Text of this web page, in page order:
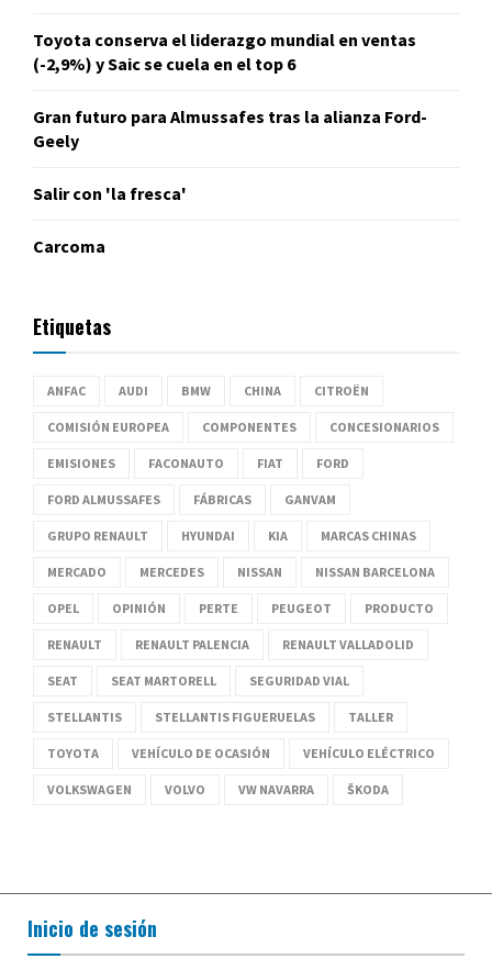
Toyota conserva el liderazgo mundial en ventas
(-2,9%) y Saic se cuela en el top 6
Gran futuro para Almussafes tras la alianza Ford-
Geely
Salir con 'la fresca'
Carcoma
Etiquetas
ANFAC AUDI BMW CHINA CITROËN
COMISIÓN EUROPEA COMPONENTES CONCESIONARIOS
EMISIONES FACONAUTO FIAT FORD
FORD ALMUSSAFES FÁBRICAS GANVAM
GRUPO RENAULT HYUNDAI KIA MARCAS CHINAS
MERCADO MERCEDES NISSAN NISSAN BARCELONA
OPEL OPINIÓN PERTE PEUGEOT PRODUCTO
RENAULT RENAULT PALENCIA RENAULT VALLADOLID
SEAT SEAT MARTORELL SEGURIDAD VIAL
STELLANTIS STELLANTIS FIGUERUELAS TALLER
TOYOTA VEHÍCULO DE OCASIÓN VEHÍCULO ELÉCTRICO
VOLKSWAGEN VOLVO VW NAVARRA ŠKODA
Inicio de sesión